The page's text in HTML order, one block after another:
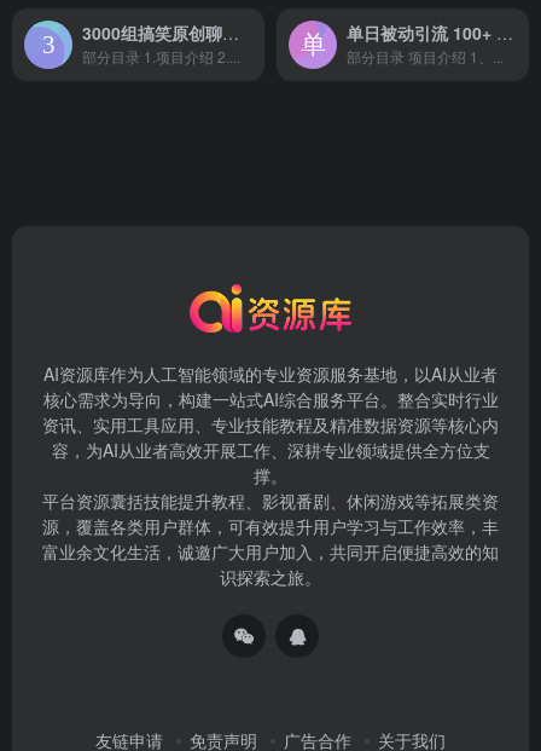
3000组搞笑原创聊天记录 作品快速破10万播放 多渠道变现
部分目录 1.项目介绍 2....
单日被动引流 100+ 创业粉，详细拆解过程技巧
部分目录 项目介绍 1、...
AI资源库作为人工智能领域的专业资源服务基地，以AI从业者
核心需求为导向，构建一站式AI综合服务平台。整合实时行业
资讯、实用工具应用、专业技能教程及精准数据资源等核心内
容，为AI从业者高效开展工作、深耕专业领域提供全方位支
撑。
平台资源囊括技能提升教程、影视番剧、休闲游戏等拓展类资
源，覆盖各类用户群体，可有效提升用户学习与工作效率，丰
富业余文化生活，诚邀广大用户加入，共同开启便捷高效的知
识探索之旅。
友链申请 免责声明 广告合作 关于我们